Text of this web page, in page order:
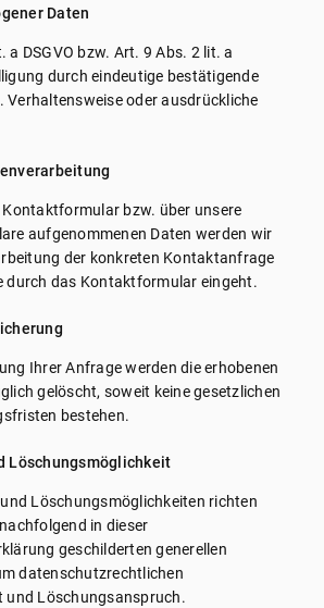
Daten
a DSGVO bzw. Art. 9 Abs. 2 lit. a
durch eindeutige bestätigende
Verhaltensweise oder ausdrückliche
Kontaktformular bzw. über unsere
aufgenommenen Daten werden wir
der konkreten Kontaktanfrage
durch das Kontaktformular eingeht.
Ihrer Anfrage werden die erhobenen
gelöscht, soweit keine gesetzlichen
bestehen.
Löschungsmöglichkeit
Löschungsmöglichkeiten richten
in dieser
geschilderten generellen
datenschutzrechtlichen
und Löschungsanspruch.